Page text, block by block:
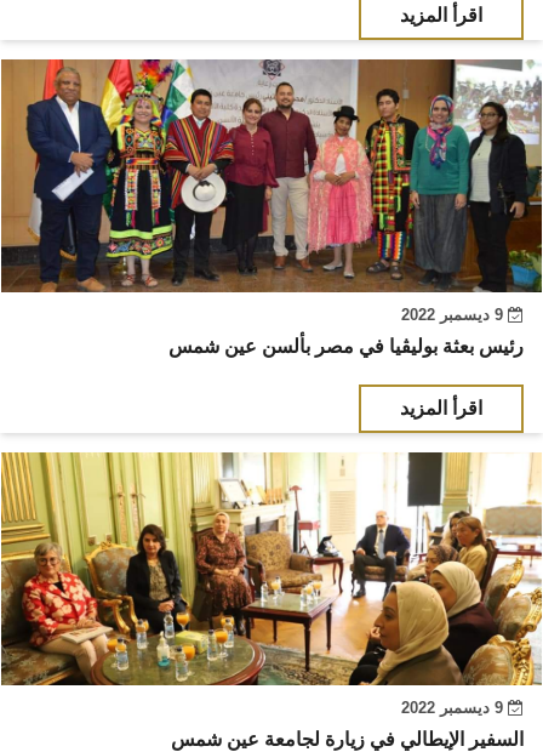
اقرأ المزيد
رئيس بعثة بوليڤيا في مصر بألسن عين شمس
اقرأ المزيد
السفير الإيطالي في زيارة لجامعة عين شمس